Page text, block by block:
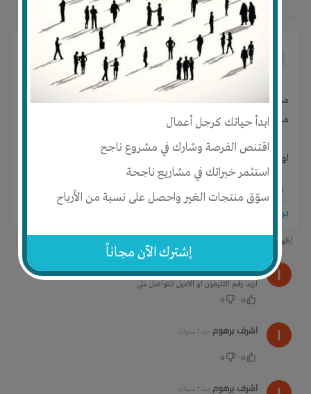
ابدأ حياتك كرجل أعمال
اقتنص الفرصة وشارك في مشروع ناجح
استثمر خبراتك في مشاريع ناجحة
سوّق منتجات الغير واحصل على نسبة من الأرباح
إشترك الآن مجاناً
maksab samuel محمد جمال عبد العظيم
منذ 9 سنوات - ترجم
محمد صباح الخير
ممكن تبعتلي موبيلك او تكلمني علي الرقم ده
او الاميل ده
برجاء تسجيل الدخول للتواصل!
إظهار المزيد من التعليقات
اشرف برهوممنذ 7 سنوات
اريد رقم التليفون او الاميل للتواصل على
0
·
0
اشرف برهوم منذ 7 سنوات
0
·
0
اشرف برهوم منذ 7 سنوات